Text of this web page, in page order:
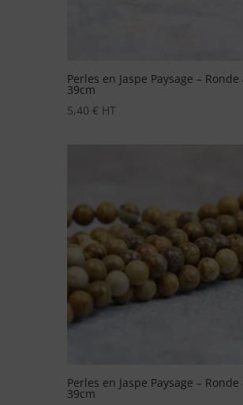
Perles en Jaspe Paysage –
39cm
5,40 € HT
Perles en Jaspe Paysage –
39cm